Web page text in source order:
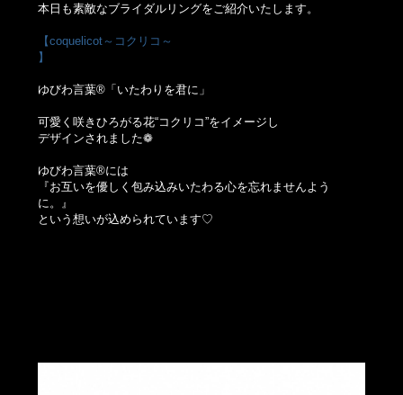
本日も素敵なブライダルリングをご紹介いたします。
【coquelicot～コクリコ～
】
ゆびわ言葉®「いたわりを君に」
可愛く咲きひろがる花“コクリコ”をイメージし
デザインされました❁
ゆびわ言葉®には
『お互いを優しく包み込みいたわる心を忘れませんよう
に。』
という想いが込められています♡